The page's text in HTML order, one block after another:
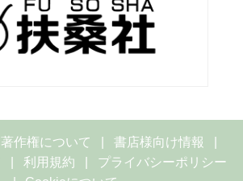
著作権について
書店様向け情報
利用規約
プライバシーポリシー